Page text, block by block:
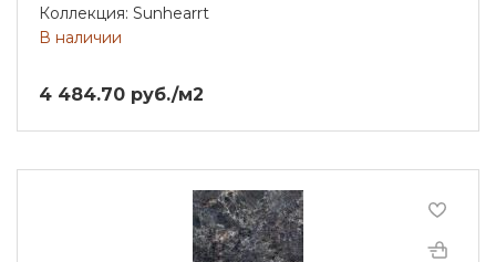
Коллекция: Sunhearrt
В наличии
4 484.70 руб./м2